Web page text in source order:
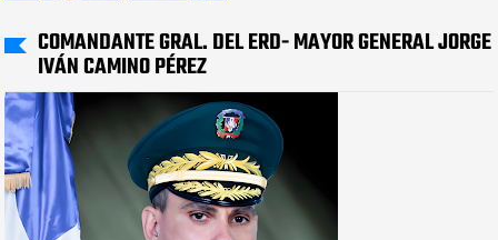
COMANDANTE GRAL. DEL ERD- MAYOR GENERAL JORGE
IVÁN CAMINO PÉREZ